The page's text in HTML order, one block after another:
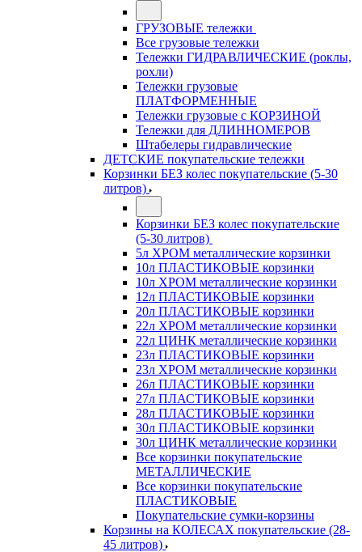
ГРУЗОВЫЕ тележки
Все грузовые тележки
Тележки ГИДРАВЛИЧЕСКИЕ (роклы,
рохли)
Тележки грузовые
ПЛАТФОРМЕННЫЕ
Тележки грузовые с КОРЗИНОЙ
Тележки для ДЛИННОМЕРОВ
Штабелеры гидравлические
ДЕТСКИЕ покупательские тележки
Корзинки БЕЗ колес покупательские (5-30
литров)
Корзинки БЕЗ колес покупательские
(5-30 литров)
5л ХРОМ металлические корзинки
10л ПЛАСТИКОВЫЕ корзинки
10л ХРОМ металлические корзинки
12л ПЛАСТИКОВЫЕ корзинки
20л ПЛАСТИКОВЫЕ корзинки
22л ХРОМ металлические корзинки
22л ЦИНК металлические корзинки
23л ПЛАСТИКОВЫЕ корзинки
23л ХРОМ металлические корзинки
26л ПЛАСТИКОВЫЕ корзинки
27л ПЛАСТИКОВЫЕ корзинки
28л ПЛАСТИКОВЫЕ корзинки
30л ПЛАСТИКОВЫЕ корзинки
30л ЦИНК металлические корзинки
Все корзинки покупательские
МЕТАЛЛИЧЕСКИЕ
Все корзинки покупательские
ПЛАСТИКОВЫЕ
Покупательские сумки-корзины
Корзины на КОЛЕСАХ покупательские (28-
45 литров)